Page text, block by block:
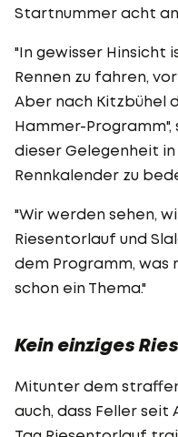
Startnummer acht an
"In gewisser Hinsicht
Rennen zu fahren,
Aber nach Kitzbühel
Hammer-
dieser Gelegenheit
Rennkalender zu
"Wir werden sehen,
Riesentorlauf und
dem Programm, was
schon ein Thema."
Kein einziges
Mitunter dem
auch, dass Feller seit